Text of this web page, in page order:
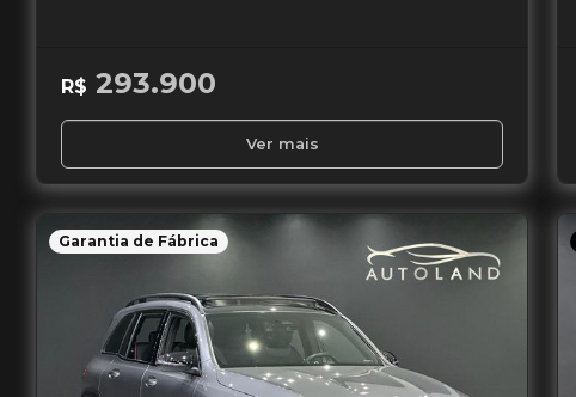
R$ 293.900
Ver mais
Garantia de Fábrica